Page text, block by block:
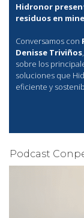
Hidronor
residuos en
Conversamos con
Denisse Triviños
sobre los
soluciones que
eficiente y
Podcast